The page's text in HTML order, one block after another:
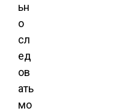
ьн
о
сл
ед
ов
ать
мо